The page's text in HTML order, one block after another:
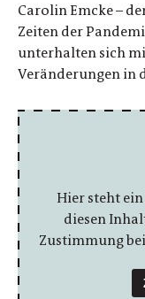
Carolin Emcke –
Zeiten der
unterhalten sich
Veränderungen in
Hier steht
diesen
Zustimmung